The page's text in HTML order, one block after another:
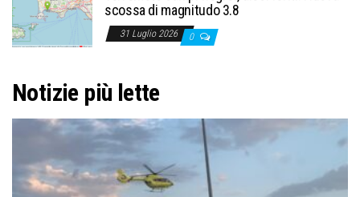
scossa di magnitudo 3.8
31 Luglio 2026 0
Notizie più lette